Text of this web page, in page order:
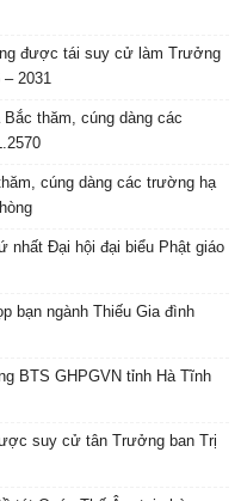
được tái suy cử làm Trưởng
2031
thăm, cúng dàng các
cúng dàng các trường hạ
nhất Đại hội đại biểu Phật giáo
bạn ngành Thiếu Gia đình
BTS GHPGVN tỉnh Hà Tĩnh
suy cử tân Trưởng ban Trị